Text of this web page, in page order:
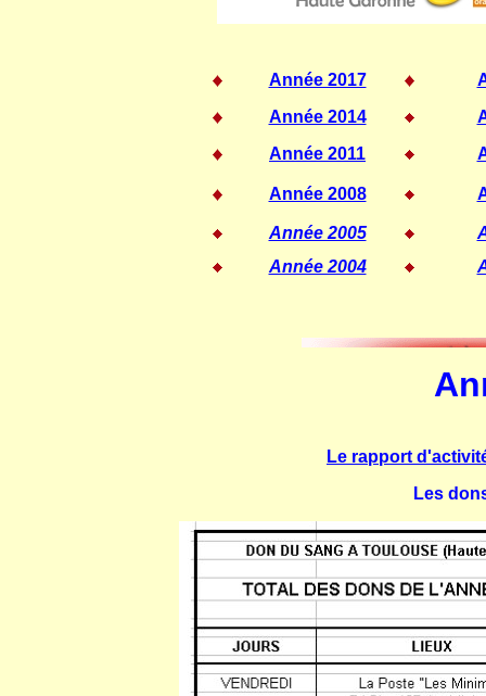
Année 2017
Année 2014
Année 2011
Année 2008
Année 2005
Année 2004
Le rapport
Les